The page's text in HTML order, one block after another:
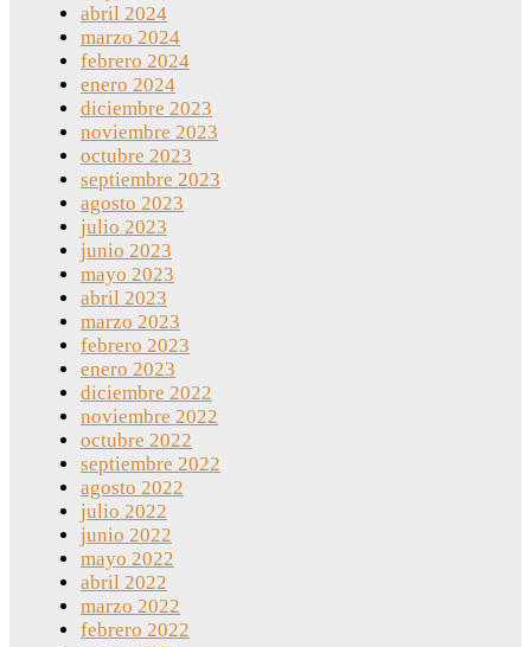
abril 2024
marzo 2024
febrero 2024
enero 2024
diciembre 2023
noviembre 2023
octubre 2023
septiembre 2023
agosto 2023
julio 2023
junio 2023
mayo 2023
abril 2023
marzo 2023
febrero 2023
enero 2023
diciembre 2022
noviembre 2022
octubre 2022
septiembre 2022
agosto 2022
julio 2022
junio 2022
mayo 2022
abril 2022
marzo 2022
febrero 2022